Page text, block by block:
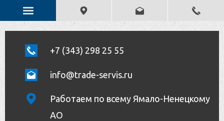
Работаем по всему Ямало-Ненецкому
АО
+7 (343) 298 25 55
info@trade-servis.ru